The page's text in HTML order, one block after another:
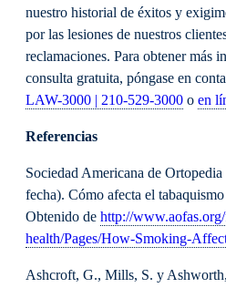
nuestro historial de éxitos y
por las lesiones de nuestros
reclamaciones. Para obtener más
consulta gratuita, póngase en
LAW-3000 | 210-529-3000 o en
Referencias
Sociedad Americana de
fecha). Cómo afecta el
Obtenido de http://
health/Pages/How-Smoking-
Ashcroft, G., Mills, S. y